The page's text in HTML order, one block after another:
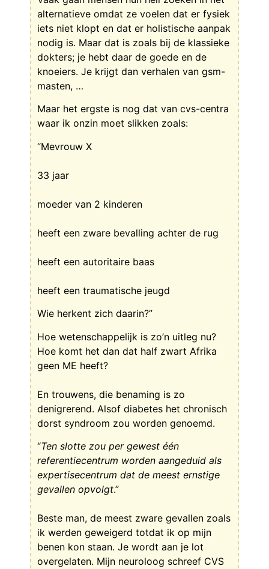
alternatieve omdat ze voelen dat er fysiek
iets niet klopt en dat er holistische aanpak
nodig is. Maar dat is zoals bij de klassieke
dokters; je hebt daar de goede en de
knoeiers. Je krijgt dan verhalen van gsm-
masten, …
Maar het ergste is nog dat van cvs-centra
waar ik onzin moet slikken zoals:
“Mevrouw X
33 jaar
moeder van 2 kinderen
heeft een zware bevalling achter de rug
heeft een autoritaire baas
heeft een traumatische jeugd
Wie herkent zich daarin?”
Hoe wetenschappelijk is zo’n uitleg nu?
Hoe komt het dan dat half zwart Afrika
geen ME heeft?
En trouwens, die benaming is zo
denigrerend. Alsof diabetes het chronisch
dorst syndroom zou worden genoemd.
“Ten slotte zou per gewest één
referentiecentrum worden aangeduid als
expertisecentrum dat de meest ernstige
gevallen opvolgt.”
Beste man, de meest zware gevallen zoals
ik werden geweigerd totdat ik op mijn
benen kon staan. Je wordt aan je lot
overgelaten. Mijn neuroloog schreef CVS